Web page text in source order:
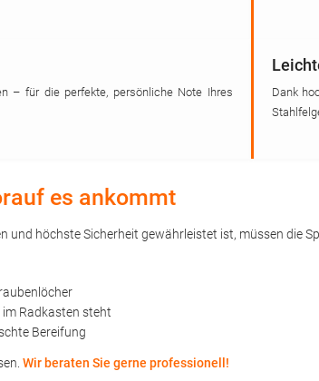
– für die perfekte, persönliche Note Ihres
Dank
es ankommt
und höchste Sicherheit gewährleistet ist, müssen die
Radkasten steht
Bereifung
Wir beraten Sie gerne professionell!